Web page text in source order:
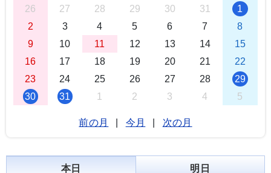
26
27 28 29 30 31
1
2
3 4 5 6 7
8
9
10 11 12 13 14
15
16
17 18 19 20 21
22
23
24 25 26 27 28
29
30
31 1 2 3 4 5
前の月 今月 次の月
本日 明日